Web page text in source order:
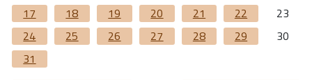
17
18 19 20 21 22
23
24
25 26 27 28 29
30
31